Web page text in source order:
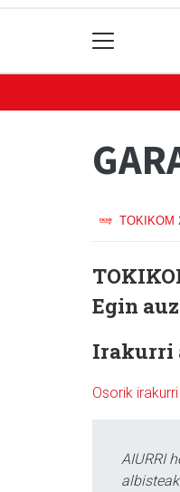
TOKIKOM
Egin
Irakurri
Osorik irakurri
AIURRI